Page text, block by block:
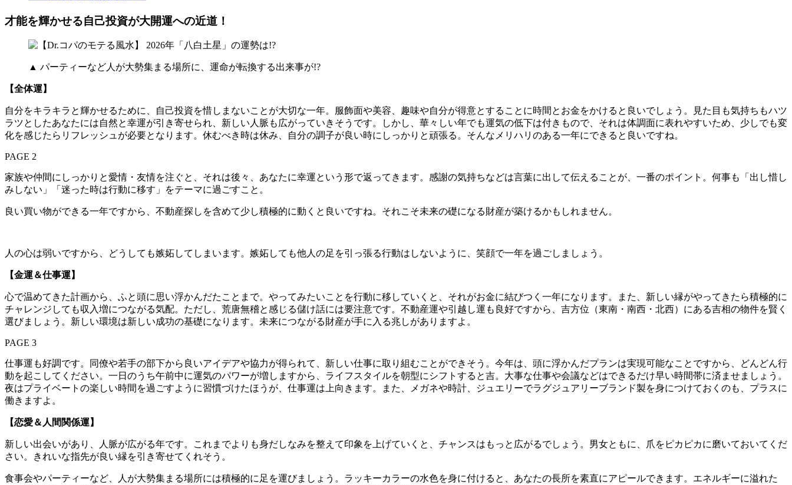
才能を輝かせる自己投資が大開運への近道！
▲ パーティーなど人が大勢集まる場所に、運命が転換する出来事が!?
【全体運】
自分をキラキラと輝かせるために、自己投資を惜しまないことが大切な一年。服飾面や美容、趣味や自分が得意とすることに時間とお金をかけると良いでしょう。見た目も気持ちもハツ
ラツとしたあなたには自然と幸運が引き寄せられ、新しい人脈も広がっていきそうです。しかし、華々しい年でも運気の低下は付きもので、それは体調面に表れやすいため、少しでも変
化を感じたらリフレッシュが必要となります。休むべき時は休み、自分の調子が良い時にしっかりと頑張る。そんなメリハリのある一年にできると良いですね。
PAGE 2
家族や仲間にしっかりと愛情・友情を注ぐと、それは後々、あなたに幸運という形で返ってきます。感謝の気持ちなどは言葉に出して伝えることが、一番のポイント。何事も「出し惜し
みしない」「迷った時は行動に移す」をテーマに過ごすこと。
良い買い物ができる一年ですから、不動産探しを含めて少し積極的に動くと良いですね。それこそ未来の礎になる財産が築けるかもしれません。
人の心は弱いですから、どうしても嫉妬してしまいます。嫉妬しても他人の足を引っ張る行動はしないように、笑顔で一年を過ごしましょう。
【金運＆仕事運】
心で温めてきた計画から、ふと頭に思い浮かんだたことまで。やってみたいことを行動に移していくと、それがお金に結びつく一年になります。また、新しい縁がやってきたら積極的に
チャレンジしても収入増につながる気配。ただし、荒唐無稽と感じる儲け話には要注意です。不動産運や引越し運も良好ですから、吉方位（東南・南西・北西）にある吉相の物件を賢く
選びましょう。新しい環境は新しい成功の基礎になります。未来につながる財産が手に入る兆しがありますよ。
PAGE 3
仕事運も好調です。同僚や若手の部下から良いアイデアや協力が得られて、新しい仕事に取り組むことができそう。今年は、頭に浮かんだプランは実現可能なことですから、どんどん行
動を起こしてください。一日のうち午前中に運気のパワーが増しますから、ライフスタイルを朝型にシフトすると吉。大事な仕事や会議などはできるだけ早い時間帯に済ませましょう。
夜はプライベートの楽しい時間を過ごすように習慣づけたほうが、仕事運は上向きます。また、メガネや時計、ジュエリーでラグジュアリーブランド製を身につけておくのも、プラスに
働きますよ。
【恋愛＆人間関係運】
新しい出会いがあり、人脈が広がる年です。これまでよりも身だしなみを整えて印象を上げていくと、チャンスはもっと広がるでしょう。男女ともに、爪をピカピカに磨いておいてくだ
さい。きれいな指先が良い縁を引き寄せてくれそう。
食事会やパーティーなど、人が大勢集まる場所には積極的に足を運びましょう。ラッキーカラーの水色を身に付けると、あなたの長所を素直にアピールできます。エネルギーに溢れた